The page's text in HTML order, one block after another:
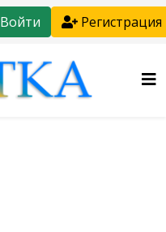
Войти Регистрация